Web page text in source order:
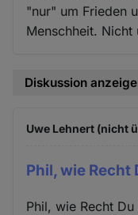
"nur" um Frieden
Menschheit. Nicht
Diskussion
Uwe Lehnert (nicht
Phil, wie Recht
Phil, wie Recht